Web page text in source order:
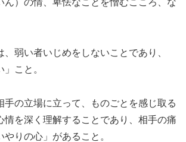
ん）の情、卑怯なことを憎むこころ、な
弱い者いじめをしないことであり、
」こと。
手の立場に立って、ものごとを感じ取る
情を深く理解することであり、相手の痛
りの心」があること。